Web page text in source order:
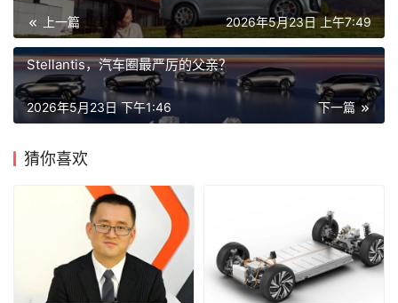
上一篇 2026年5月23日 上午7:49
Stellantis，汽车圈最严厉的父亲？
下一篇
2026年5月23日 下午1:46
猜你喜欢